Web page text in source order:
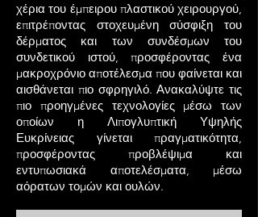
χέρια του έμπειρου πλαστικού χειρουργού,
επιτρέποντας στοχευμένη σύσφιξη του
δέρματος και των συνδέσμων του
συνδετικού ιστού, προσφέροντας ένα
μακροχρόνιο αποτέλεσμα που φαίνεται και
αισθάνεται πιο σφρηγιλό. Ανακαλύψτε τις
πιο προηγμένες τεχνολογίες μέσω των
οποίων η Λιπογλυπτική Υψηλής
Ευκρίνειας γίνεται πραγματικότητα,
προσφέροντας προβλέψιμα και
εντυπωσιακά αποτελέσματα, μέσω
αόρατων τομών και ουλών.